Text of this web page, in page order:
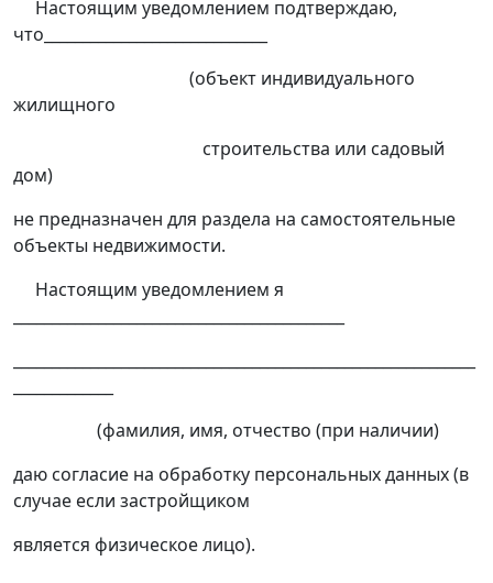
Настоящим уведомлением подтверждаю,
что_____________________________
(объект индивидуального
жилищного
строительства или садовый
дом)
не предназначен для раздела на самостоятельные
объекты недвижимости.
Настоящим уведомлением я
(фамилия, имя, отчество (при наличии)
даю согласие на обработку персональных данных (в
случае если застройщиком
является физическое лицо).